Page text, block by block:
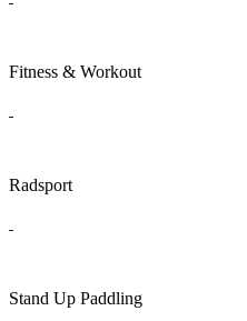
Fitness & Workout
Radsport
Stand Up Paddling